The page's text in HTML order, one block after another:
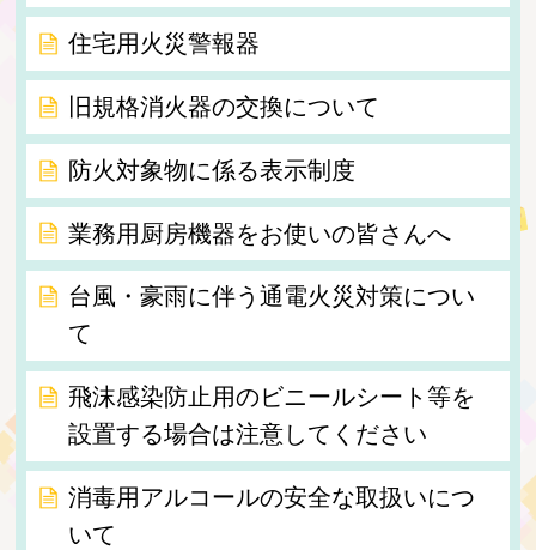
住宅用火災警報器
旧規格消火器の交換について
防火対象物に係る表示制度
業務用厨房機器をお使いの皆さんへ
台風・豪雨に伴う通電火災対策につい
て
飛沫感染防止用のビニールシート等を
設置する場合は注意してください
消毒用アルコールの安全な取扱いにつ
いて